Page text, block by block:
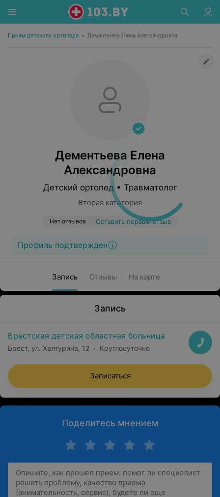
Прием детского ортопеда • Дементьева Елена Александровна
Дементьева Елена
Александровна
Детский ортопед • Травматолог
Вторая категория
Нет отзывов Оставить первый отзыв
Профиль подтвержден
Запись Отзывы На карте
Запись
Брестская детская областная больница
Брест, ул. Халтурина, 12 Круглосуточно
Записаться
Поделитесь мнением